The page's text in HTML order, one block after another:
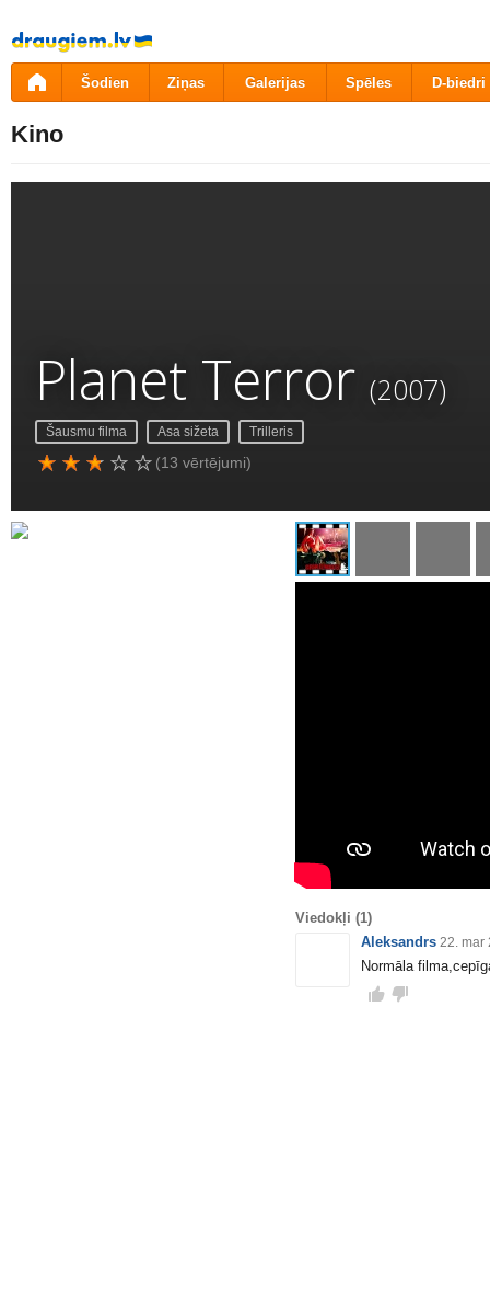
Pāriet
uz
saturu
Šodien Ziņas Galerijas Spēles D-biedri
Kino
Planet Terror (2007)
Šausmu filma Asa sižeta Trilleris
(13 vērtējumi)
Viedokļi (1)
Aleksandrs 22. mar
Normāla